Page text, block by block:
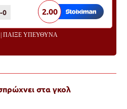
0 2.00
| ΠΑΙΞΕ ΥΠΕΥΘΥΝΑ
στα γκολ